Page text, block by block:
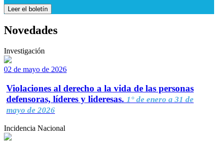
Leer el boletín
Novedades
Investigación
02 de mayo de 2026
Violaciones al derecho a la vida de las personas
defensoras, líderes y lideresas. 1° de enero a 31 de
mayo de 2026
Incidencia Nacional